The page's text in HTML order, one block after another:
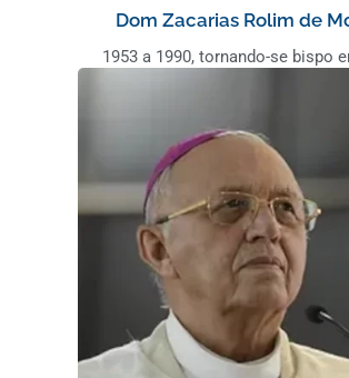
Dom Zacarias Rolim de
1953 a 1990, tornando-se bispo